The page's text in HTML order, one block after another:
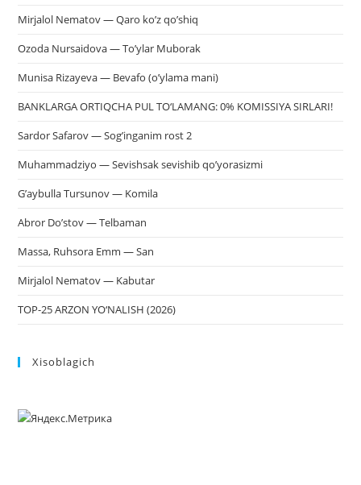
Mirjalol Nematov — Qaro ko’z qo’shiq
Ozoda Nursaidova — To’ylar Muborak
Munisa Rizayeva — Bevafo (o’ylama mani)
BANKLARGA ORTIQCHA PUL TO‘LAMANG: 0% KOMISSIYA SIRLARI!
Sardor Safarov — Sog’inganim rost 2
Muhammadziyo — Sevishsak sevishib qo’yorasizmi
G’aybulla Tursunov — Komila
Abror Do’stov — Telbaman
Massa, Ruhsora Emm — San
Mirjalol Nematov — Kabutar
TOP-25 ARZON YO‘NALISH (2026)
Xisoblagich